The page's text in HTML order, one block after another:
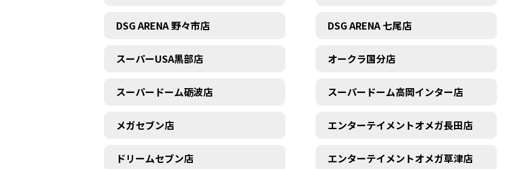
DSG ARENA 野々市店 DSG ARENA 七尾店
スーパーUSA黒部店 オークラ国分店
スーパードーム砺波店 スーパードーム高岡インター店
メガセブン店 エンターテイメントオメガ長田店
ドリームセブン店 エンターテイメントオメガ草津店